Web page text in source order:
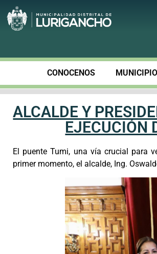
CONOCENOS MUNICIPIO
ALCALDE Y
EJECUCIÓN
El puente Tumi, una vía crucial para
primer momento, el alcalde, Ing.